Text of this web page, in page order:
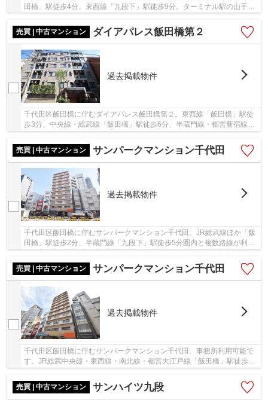
田橋」駅徒歩4分、東西線「九段下」駅徒歩9分。ターミナル駅の山手線
売買 | 中古マンション
ダイアパレス飯田橋第２
過去掲載物件
千代田区飯田橋に佇むダイアパレス飯田橋第２。東西線「飯田橋」駅徒
歩3分、中央線・総武線「飯田橋」駅徒歩6分、半蔵門線・都営新宿線
売買 | 中古マンション
サンパークマンション千代田
過去掲載物件
千代田区飯田橋に佇むサンパークマンション千代田。JR総武線ほか「飯
田橋」駅徒歩2分、半蔵門線「九段下」駅徒歩5分圏内と複数路線が利用
売買 | 中古マンション
サンパークマンション千代田
過去掲載物件
千代田区飯田橋に佇むサンパークマンション千代田。事務所利用可能で
す。JR総武中央線・東西線・南北線・都営大江戸線「飯田橋」駅徒歩2
売買 | 中古マンション
サンハイツ九段